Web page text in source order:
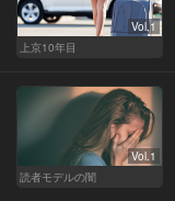
Vol.1
上京10年目
Vol.1
読者モデルの闇